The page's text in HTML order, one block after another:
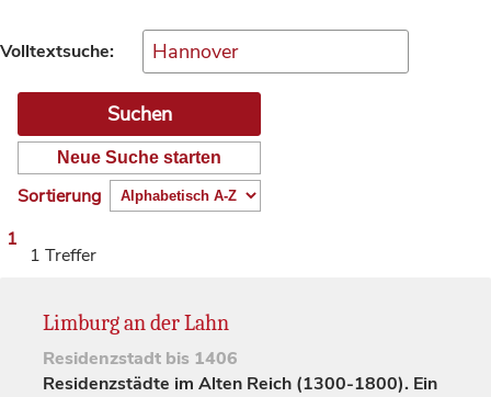
Volltextsuche:
Neue Suche starten
Sortierung
1
1 Treffer
Limburg an der Lahn
Residenzstadt bis 1406
Residenzstädte im Alten Reich (1300-1800). Ein